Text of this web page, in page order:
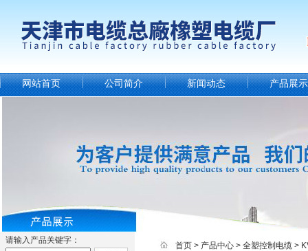
网站首页 公司简介 新闻动态 产品展示
请输入产品关键字：
首页 > 产品中心 > 全塑控制电缆 >